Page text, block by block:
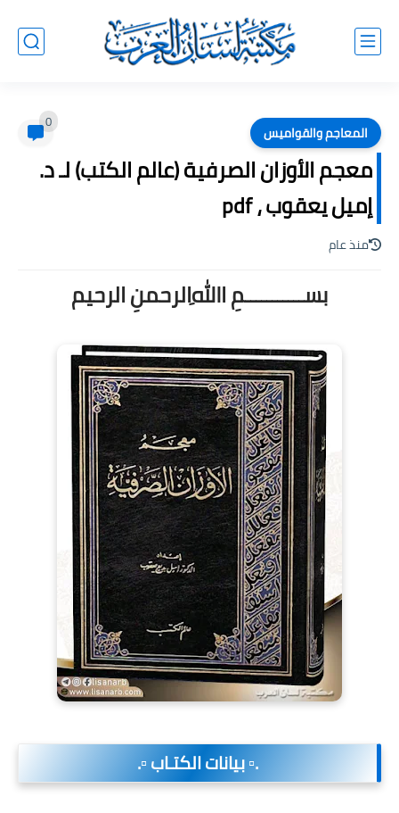
المعاجم والقواميس 0
معجم الأوزان الصرفية (عالم الكتب) لـ د.
إميل يعقوب ، pdf
منذ عام
بســـــــــــمِ اﷲِالرحمنِ الرحيم
.▫️ بيانات الكتـاب ▫️.